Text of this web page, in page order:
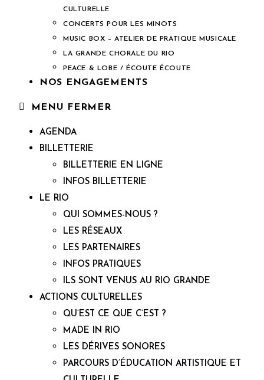
CULTURELLE
CONCERTS POUR LES MINOTS
MUSIC BOX – ATELIER DE PRATIQUE MUSICALE
LA GRANDE CHORALE DU RIO
PEACE & LOBE / ÉCOUTE ÉCOUTE
NOS ENGAGEMENTS
MENU FERMER
AGENDA
BILLETTERIE
BILLETTERIE EN LIGNE
INFOS BILLETTERIE
LE RIO
QUI SOMMES-NOUS ?
LES RÉSEAUX
LES PARTENAIRES
INFOS PRATIQUES
ILS SONT VENUS AU RIO GRANDE
ACTIONS CULTURELLES
QU’EST CE QUE C’EST ?
MADE IN RIO
LES DÉRIVES SONORES
PARCOURS D’ÉDUCATION ARTISTIQUE ET